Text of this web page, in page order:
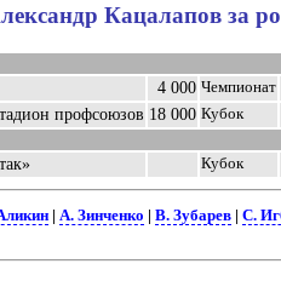
Кацалапов за
4 000 Чемпионат
профсоюзов 18 000 Кубок
Кубок
| А. Зинченко В. Зубарев| С.